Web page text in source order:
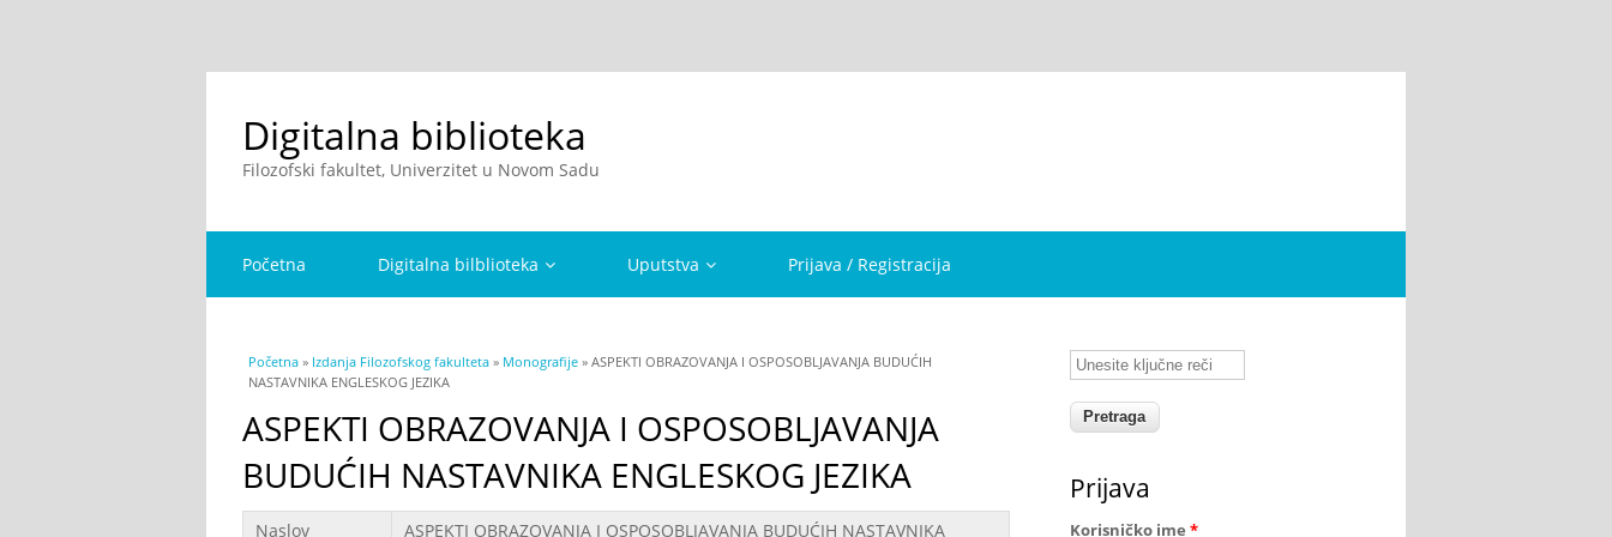
Digitalna biblioteka
Filozofski fakultet, Univerzitet u Novom Sadu
Početna Digitalna bilblioteka Uputstva Prijava / Registracija
You are here
Početna » Izdanja Filozofskog fakulteta » Monografije » ASPEKTI OBRAZOVANJA I OSPOSOBLJAVANJA BUDUĆIH
NASTAVNIKA ENGLESKOG JEZIKA
ASPEKTI OBRAZOVANJA I OSPOSOBLJAVANJA
BUDUĆIH NASTAVNIKA ENGLESKOG JEZIKA
Podaci
Naslov
ASPEKTI OBRAZOVANJA I OSPOSOBLJAVANJA BUDUĆIH NASTAVNIKA
Unesite ključne reči
Prijava
Korisničko ime *